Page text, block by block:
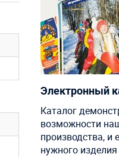
Электронный
Каталог
возможности
производства, и
нужного